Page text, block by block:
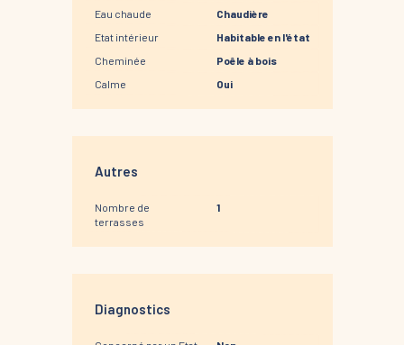
Eau chaude
Chaudière
Etat intérieur
Habitable en l'état
Cheminée
Poêle à bois
Calme
Oui
Autres
Nombre de
terrasses
1
Diagnostics